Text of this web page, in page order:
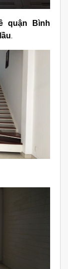
quận Bình
.